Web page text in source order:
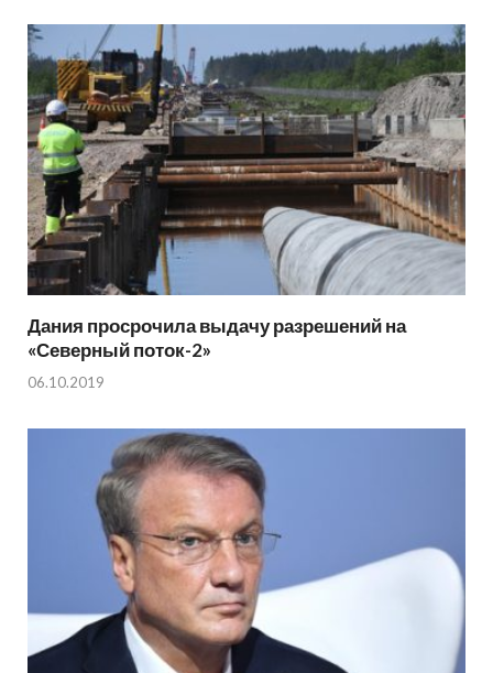
Дания просрочила выдачу разрешений на
«Северный поток-2»
06.10.2019